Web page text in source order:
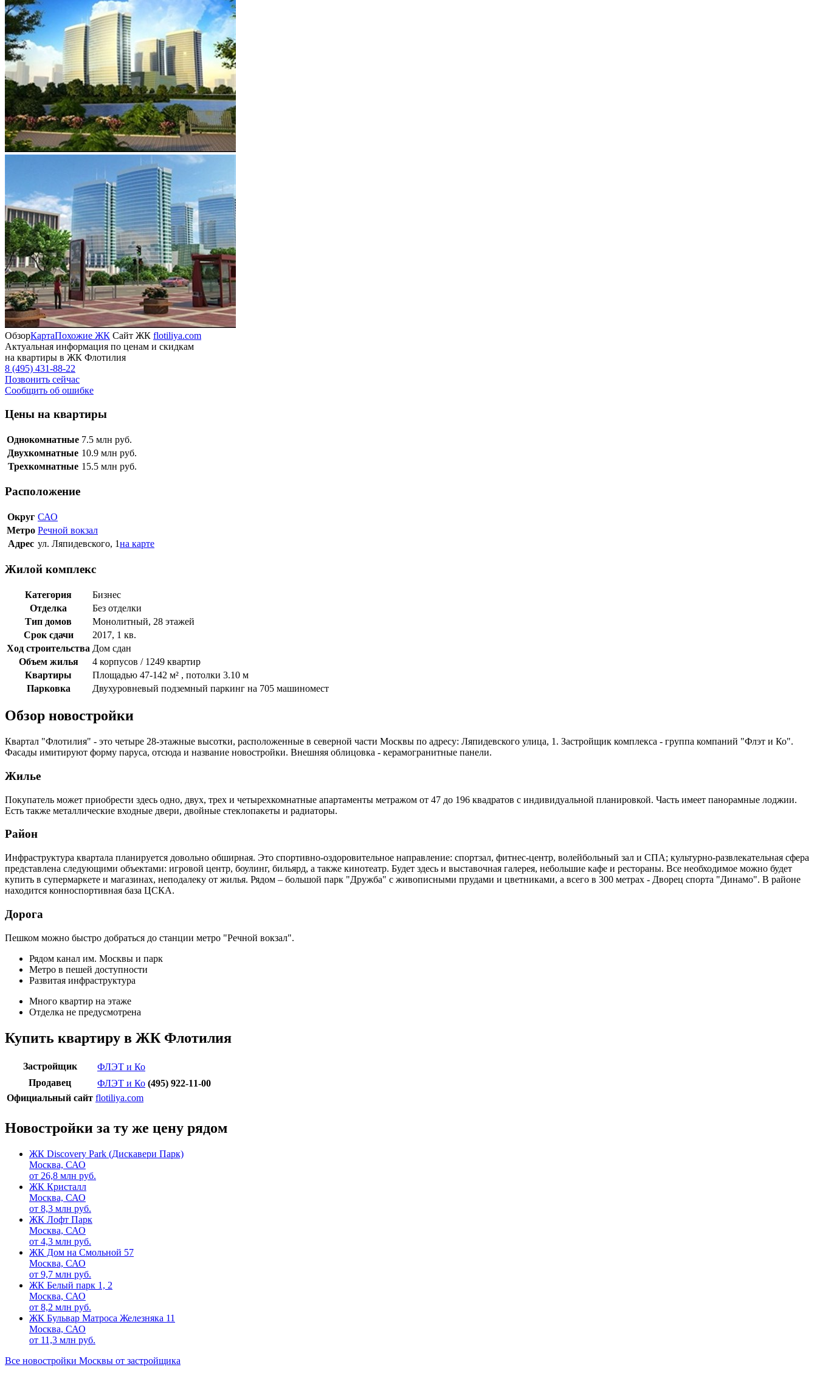
ОбзорКартаПохожие ЖК Сайт ЖК flotiliya.com
Актуальная информация по ценам и скидкам
на квартиры в ЖК Флотилия
8 (495) 431-88-22
Позвонить сейчас
Сообщить об ошибке
Цены на квартиры
Однокомнатные 7.5 млн руб.
Двухкомнатные 10.9 млн руб.
Трехкомнатные 15.5 млн руб.
Расположение
Округ САО
Метро Речной вокзал
Адрес ул. Ляпидевского, 1на карте
Жилой комплекс
Категория
Бизнес
Отделка
Без отделки
Тип домов
Монолитный, 28 этажей
Срок сдачи
2017, 1 кв.
Ход строительства Дом сдан
Объем жилья
4 корпусов / 1249 квартир
Квартиры
Площадью 47-142 м² , потолки 3.10 м
Парковка
Двухуровневый подземный паркинг на 705 машиномест
Обзор новостройки
Квартал "Флотилия" - это четыре 28-этажные высотки, расположенные в северной части Москвы по адресу: Ляпидевского улица, 1. Застройщик комплекса - группа компаний "Флэт и Ко".
Фасады имитируют форму паруса, отсюда и название новостройки. Внешняя облицовка - керамогранитные панели.
Жилье
Покупатель может приобрести здесь одно, двух, трех и четырехкомнатные апартаменты метражом от 47 до 196 квадратов с индивидуальной планировкой. Часть имеет панорамные лоджии.
Есть также металлические входные двери, двойные стеклопакеты и радиаторы.
Район
Инфраструктура квартала планируется довольно обширная. Это спортивно-оздоровительное направление: спортзал, фитнес-центр, волейбольный зал и СПА; культурно-развлекательная сфера
представлена следующими объектами: игровой центр, боулинг, бильярд, а также кинотеатр. Будет здесь и выставочная галерея, небольшие кафе и рестораны. Все необходимое можно будет
купить в супермаркете и магазинах, неподалеку от жилья. Рядом – большой парк "Дружба" с живописными прудами и цветниками, а всего в 300 метрах - Дворец спорта "Динамо". В районе
находится конноспортивная база ЦСКА.
Дорога
Пешком можно быстро добраться до станции метро "Речной вокзал".
Рядом канал им. Москвы и парк
Метро в пешей доступности
Развитая инфраструктура
Много квартир на этаже
Отделка не предусмотрена
Купить квартиру в ЖК Флотилия
Застройщик
ФЛЭТ и Ко
Продавец
ФЛЭТ и Ко (495) 922-11-00​
Официальный сайт flotiliya.com
Новостройки за ту же цену рядом
ЖК Discovery Park (Дискавери Парк)
Москва, САО
от 26,8 млн руб.
ЖК Кристалл
Москва, САО
от 8,3 млн руб.
ЖК Лофт Парк
Москва, САО
от 4,3 млн руб.
ЖК Дом на Смольной 57
Москва, САО
от 9,7 млн руб.
ЖК Белый парк 1, 2
Москва, САО
от 8,2 млн руб.
ЖК Бульвар Матроса Железняка 11
Москва, САО
от 11,3 млн руб.
Все новостройки Москвы от застройщика